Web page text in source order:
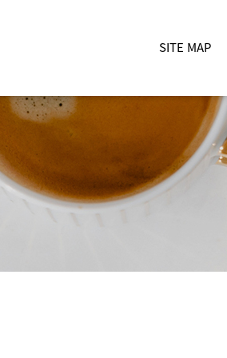
SITE MAP